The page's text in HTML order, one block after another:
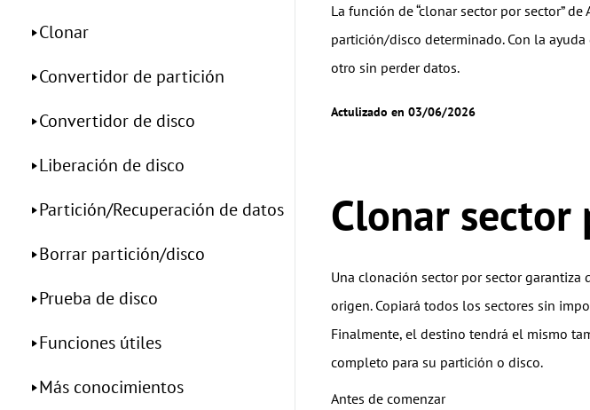
Clonar
Convertidor de partición
Convertidor de disco
Liberación de disco
Partición/Recuperación de datos
Borrar partición/disco
Prueba de disco
Funciones útiles
Más conocimientos
La función de “clonar sector por sector”
partición/disco determinado. Con la
otro sin perder datos.
Actulizado en 03/06/2026
Clonar sector
Una clonación sector por sector
origen. Copiará todos los sectores sin
Finalmente, el destino tendrá el mismo
completo para su partición o disco.
Antes de comenzar